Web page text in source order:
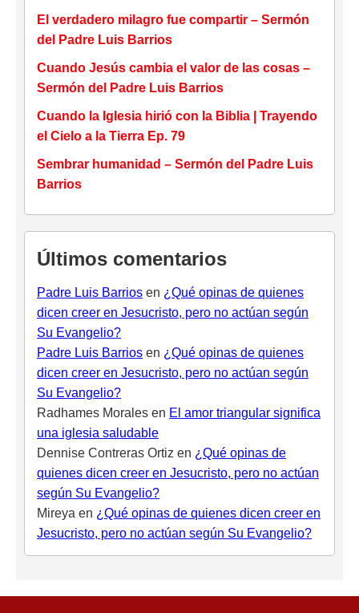
El verdadero milagro fue compartir – Sermón
del Padre Luis Barrios
Cuando Jesús cambia el valor de las cosas –
Sermón del Padre Luis Barrios
Cuando la Iglesia hirió con la Biblia | Trayendo
el Cielo a la Tierra Ep. 79
Sembrar humanidad – Sermón del Padre Luis
Barrios
Últimos comentarios
Padre Luis Barrios en ¿Qué opinas de quienes
dicen creer en Jesucristo, pero no actúan según
Su Evangelio?
Padre Luis Barrios en ¿Qué opinas de quienes
dicen creer en Jesucristo, pero no actúan según
Su Evangelio?
Radhames Morales en El amor triangular significa
una iglesia saludable
Dennise Contreras Ortiz en ¿Qué opinas de
quienes dicen creer en Jesucristo, pero no actúan
según Su Evangelio?
Mireya en ¿Qué opinas de quienes dicen creer en
Jesucristo, pero no actúan según Su Evangelio?